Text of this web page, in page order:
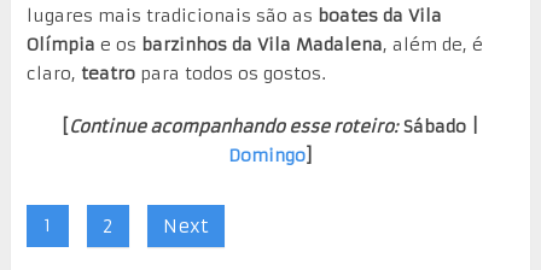
lugares mais tradicionais são as boates da Vila
Olímpia e os barzinhos da Vila Madalena, além de, é
claro, teatropara todos os gostos.
Continue acompanhando esse roteiro:Sábado |
Domingo]
1 2 Next